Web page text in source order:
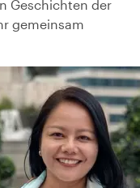
Geschichten der
gemeinsam